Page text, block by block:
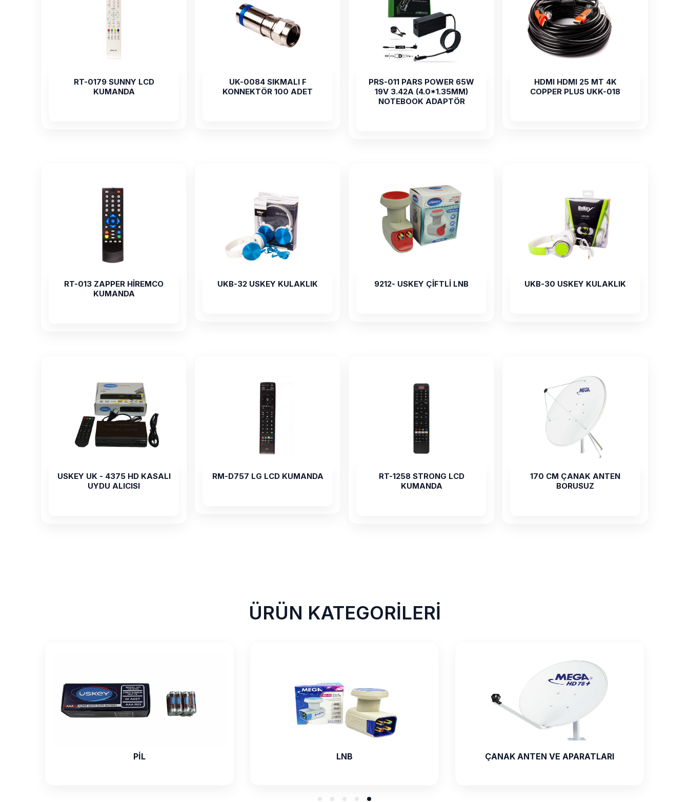
RT-0179 SUNNY LCD
KUMANDA
UK-0084 SIKMALI F
KONNEKTÖR 100 ADET
PRS-011 PARS POWER 65W
19V 3.42A (4.0*1.35MM)
NOTEBOOK ADAPTÖR
HDMI HDMI 25 MT 4K
COPPER PLUS UKK-018
RT-013 ZAPPER HİREMCO
KUMANDA
UKB-32 USKEY KULAKLIK 9212- USKEY ÇİFTLİ LNB UKB-30 USKEY KULAKLIK
USKEY UK - 4375 HD KASALI
UYDU ALICISI
RM-D757 LG LCD KUMANDA
RT-1258 STRONG LCD
KUMANDA
170 CM ÇANAK ANTEN
BORUSUZ
ÜRÜN KATEGORİLERİ
ÇANAK ANTEN VE APARATLARI
SES GÖRÜNTÜ VE BİLGİSAYAR
ASKI APARATI